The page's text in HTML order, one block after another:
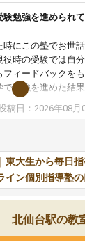
験勉強を進められ
にこの塾でお世
役時の受験では自
ィードバックを
勉強を進めた結果
の学習が間に合わず
まいました。その
どり着きました。
々の勉強のやり方に
バイスをいただ
って受験勉強を進
た。自分のように勉
管理で苦労している
めしたい塾です。
稿日：2026年08月
東大生から毎日
イン個別指導塾
北仙台駅の教